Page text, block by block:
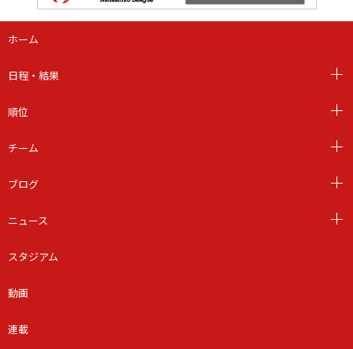
ホーム
日程・結果
順位
チーム
ブログ
ニュース
スタジアム
動画
連載